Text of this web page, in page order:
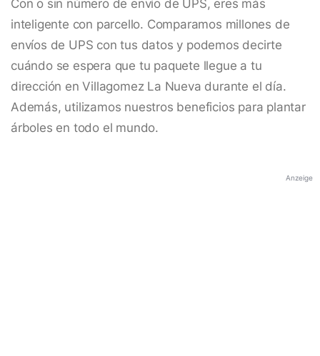
Con o sin número de envío de UPS, eres más
inteligente con parcello. Comparamos millones de
envíos de UPS con tus datos y podemos decirte
cuándo se espera que tu paquete llegue a tu
dirección en Villagomez La Nueva durante el día.
Además, utilizamos nuestros beneficios para plantar
árboles en todo el mundo.
Anzeige